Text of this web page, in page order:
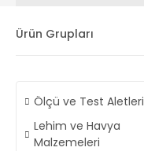
Ürün Grupları
Ölçü ve Test Aletleri
Lehim ve Havya
Malzemeleri